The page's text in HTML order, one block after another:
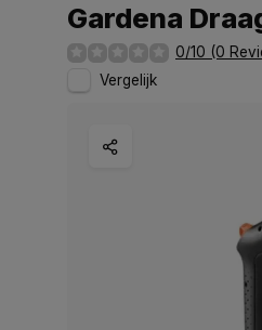
Gardena
0/10 (0
Vergelijk